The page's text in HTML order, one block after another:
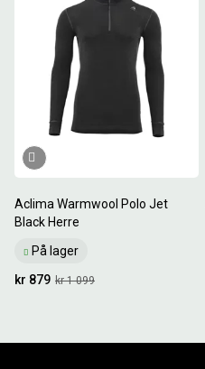
Aclima Warmwool Polo Jet
Black Herre
På lager
kr 1 099
kr 879